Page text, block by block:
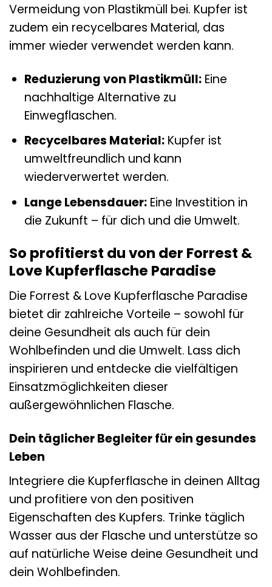
Vermeidung von Plastikmüll bei. Kupfer ist
zudem ein recycelbares Material, das
immer wieder verwendet werden kann.
Reduzierung von Plastikmüll:Eine
nachhaltige Alternative zu
Einwegflaschen.
Recycelbares Material:Kupfer ist
umweltfreundlich und kann
wiederverwertet werden.
Lange Lebensdauer:Eine Investition in
die Zukunft – für dich und die Umwelt.
So profitierst du von der Forrest &
Love Kupferflasche Paradise
Die Forrest & Love Kupferflasche Paradise
bietet dir zahlreiche Vorteile – sowohl für
deine Gesundheit als auch für dein
Wohlbefinden und die Umwelt. Lass dich
inspirieren und entdecke die vielfältigen
Einsatzmöglichkeiten dieser
außergewöhnlichen Flasche.
Dein täglicher Begleiter für ein gesundes
Leben
Integriere die Kupferflasche in deinen Alltag
und profitiere von den positiven
Eigenschaften des Kupfers. Trinke täglich
Wasser aus der Flasche und unterstütze so
auf natürliche Weise deine Gesundheit und
dein Wohlbefinden.